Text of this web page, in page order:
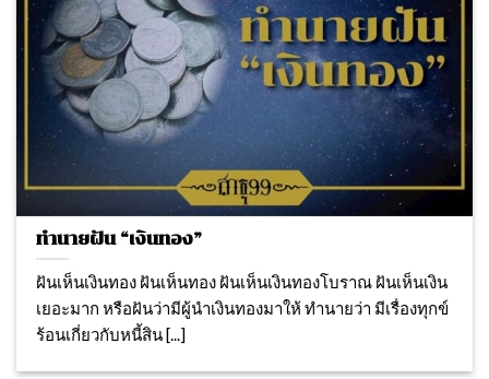
ทำนายฝัน “เงินทอง”
ฝันเห็นเงินทอง ฝันเห็นทอง ฝันเห็นเงินทองโบราณ ฝันเห็นเงิน
เยอะมาก หรือฝันว่ามีผู้นำเงินทองมาให้ ทำนายว่า มีเรื่องทุกข์
ร้อนเกี่ยวกับหนี้สิน [...]